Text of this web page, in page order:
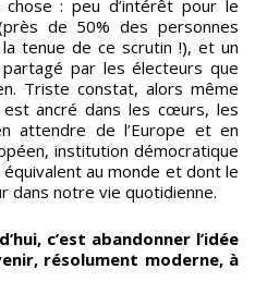
chose : peu d’intérêt pour le
de 50% des personnes
tenue de ce scrutin !), et un
par les électeurs que
Triste constat, alors même
ancré dans les cœurs, les
attendre de l’Europe et en
institution démocratique
au monde et dont le
dans notre vie quotidienne.
c’est abandonner l’idée
résolument moderne, à